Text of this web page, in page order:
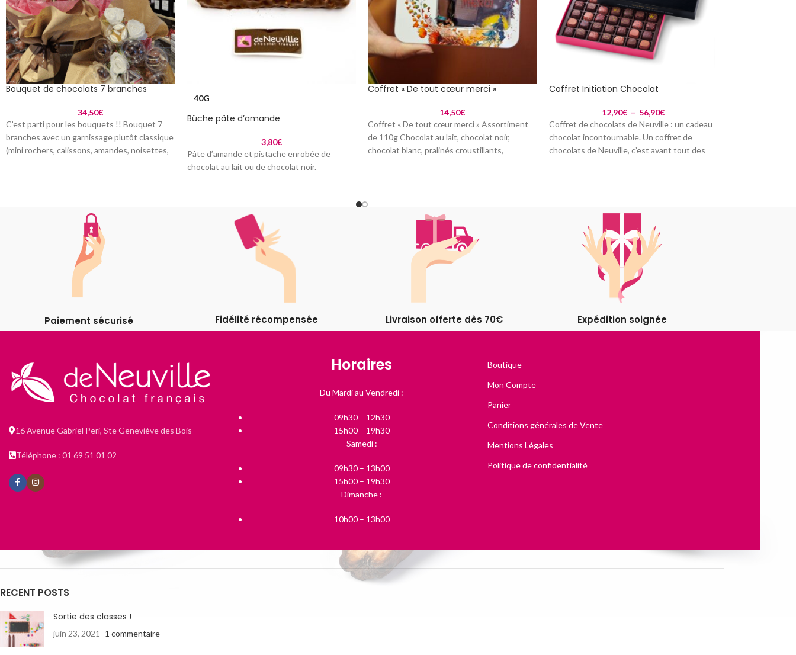
Bouquet de chocolats 7 branches
34,50€
C’est parti pour les bouquets !! Bouquet 7
branches avec un garnissage plutôt classique
(mini rochers, calissons, amandes, noisettes,
40G
Bûche pâte d’amande
3,80€
Pâte d’amande et pistache enrobée de
chocolat au lait ou de chocolat noir.
Coffret « De tout cœur merci »
14,50€
Coffret « De tout cœur merci » Assortiment
de 110g Chocolat au lait, chocolat noir,
chocolat blanc, pralinés croustillants,
Coffret Initiation Chocolat
12,90€ – 56,90€
Coffret de chocolats de Neuville : un cadeau
chocolat incontournable. Un coffret de
chocolats de Neuville, c’est avant tout des
Paiement sécurisé Fidélité récompensée Livraison offerte dès 70€ Expédition soignée
16 Avenue Gabriel Peri, Ste Geneviève des Bois
Téléphone : 01 69 51 01 02
Horaires
Du Mardi au Vendredi :
09h30 – 12h30
15h00 – 19h30
Samedi :
09h30 – 13h00
15h00 – 19h30
Dimanche :
10h00 – 13h00
Boutique
Mon Compte
Panier
Conditions générales de Vente
Mentions Légales
Politique de confidentialité
RECENT POSTS
Sortie des classes !
juin 23, 2021 1 commentaire